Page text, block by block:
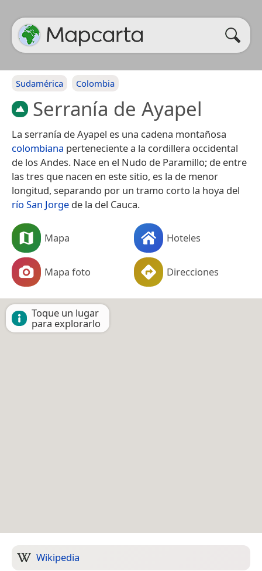
Sudamérica Colombia
Serranía de Ayapel
La serranía de Ayapel es una cadena montañosa
colombiana perteneciente a la cordillera occidental
de los Andes. Nace en el Nudo de Paramillo; de entre
las tres que nacen en este sitio, es la de menor
longitud, separando por un tramo corto la hoya del
río San Jorge de la del Cauca.
Mapa Hoteles
Mapa foto Direcciones
Toque un lugar
para explorarlo
Wikipedia